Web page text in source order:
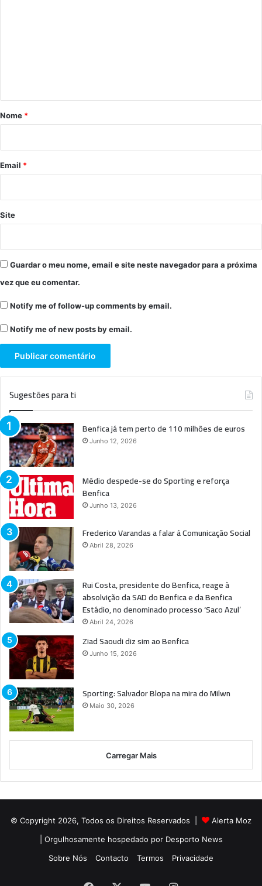
r
*
Nome *
Email *
Site
Guardar o meu nome, email e site neste navegador para a próxima
vez que eu comentar.
Notify me of follow-up comments by email.
Notify me of new posts by email.
Sugestões para ti
Benfica já tem perto de 110 milhões de euros
Junho 12, 2026
Médio despede-se do Sporting e reforça
Benfica
Junho 13, 2026
Frederico Varandas a falar à Comunicação Social
Abril 28, 2026
Rui Costa, presidente do Benfica, reage à
absolvição da SAD do Benfica e da Benfica
Estádio, no denominado processo ‘Saco Azul’
Abril 24, 2026
Ziad Saoudi diz sim ao Benfica
Junho 15, 2026
Sporting: Salvador Blopa na mira do Milwn
Maio 30, 2026
Carregar Mais
© Copyright 2026, Todos os Direitos Reservados |
Alerta Moz
| Orgulhosamente hospedado por Desporto News
Sobre Nós
Contacto Termos Privacidade